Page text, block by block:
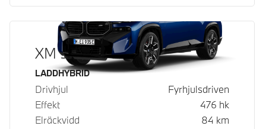
XM 50e
Bränsle
LADDHYBRID
Drivhjul
Fyrhjulsdriven
Effekt
476 hk
Elräckvidd
84 km